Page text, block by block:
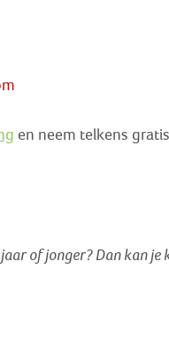
en neem telkens
of jonger? Dan kan